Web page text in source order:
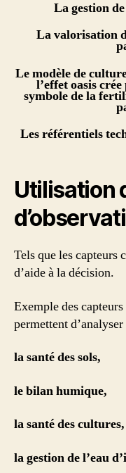
La gestion
La valorisation
Le modèle de
l’effet oasis
symbole de la
Les référentiels
Utilisation
Tels que les capteurs
d’aide à la décision.
Exemple des
permettent d’analyser
la santé des sols,
le bilan humique,
la santé des cultures,
la gestion de l’eau